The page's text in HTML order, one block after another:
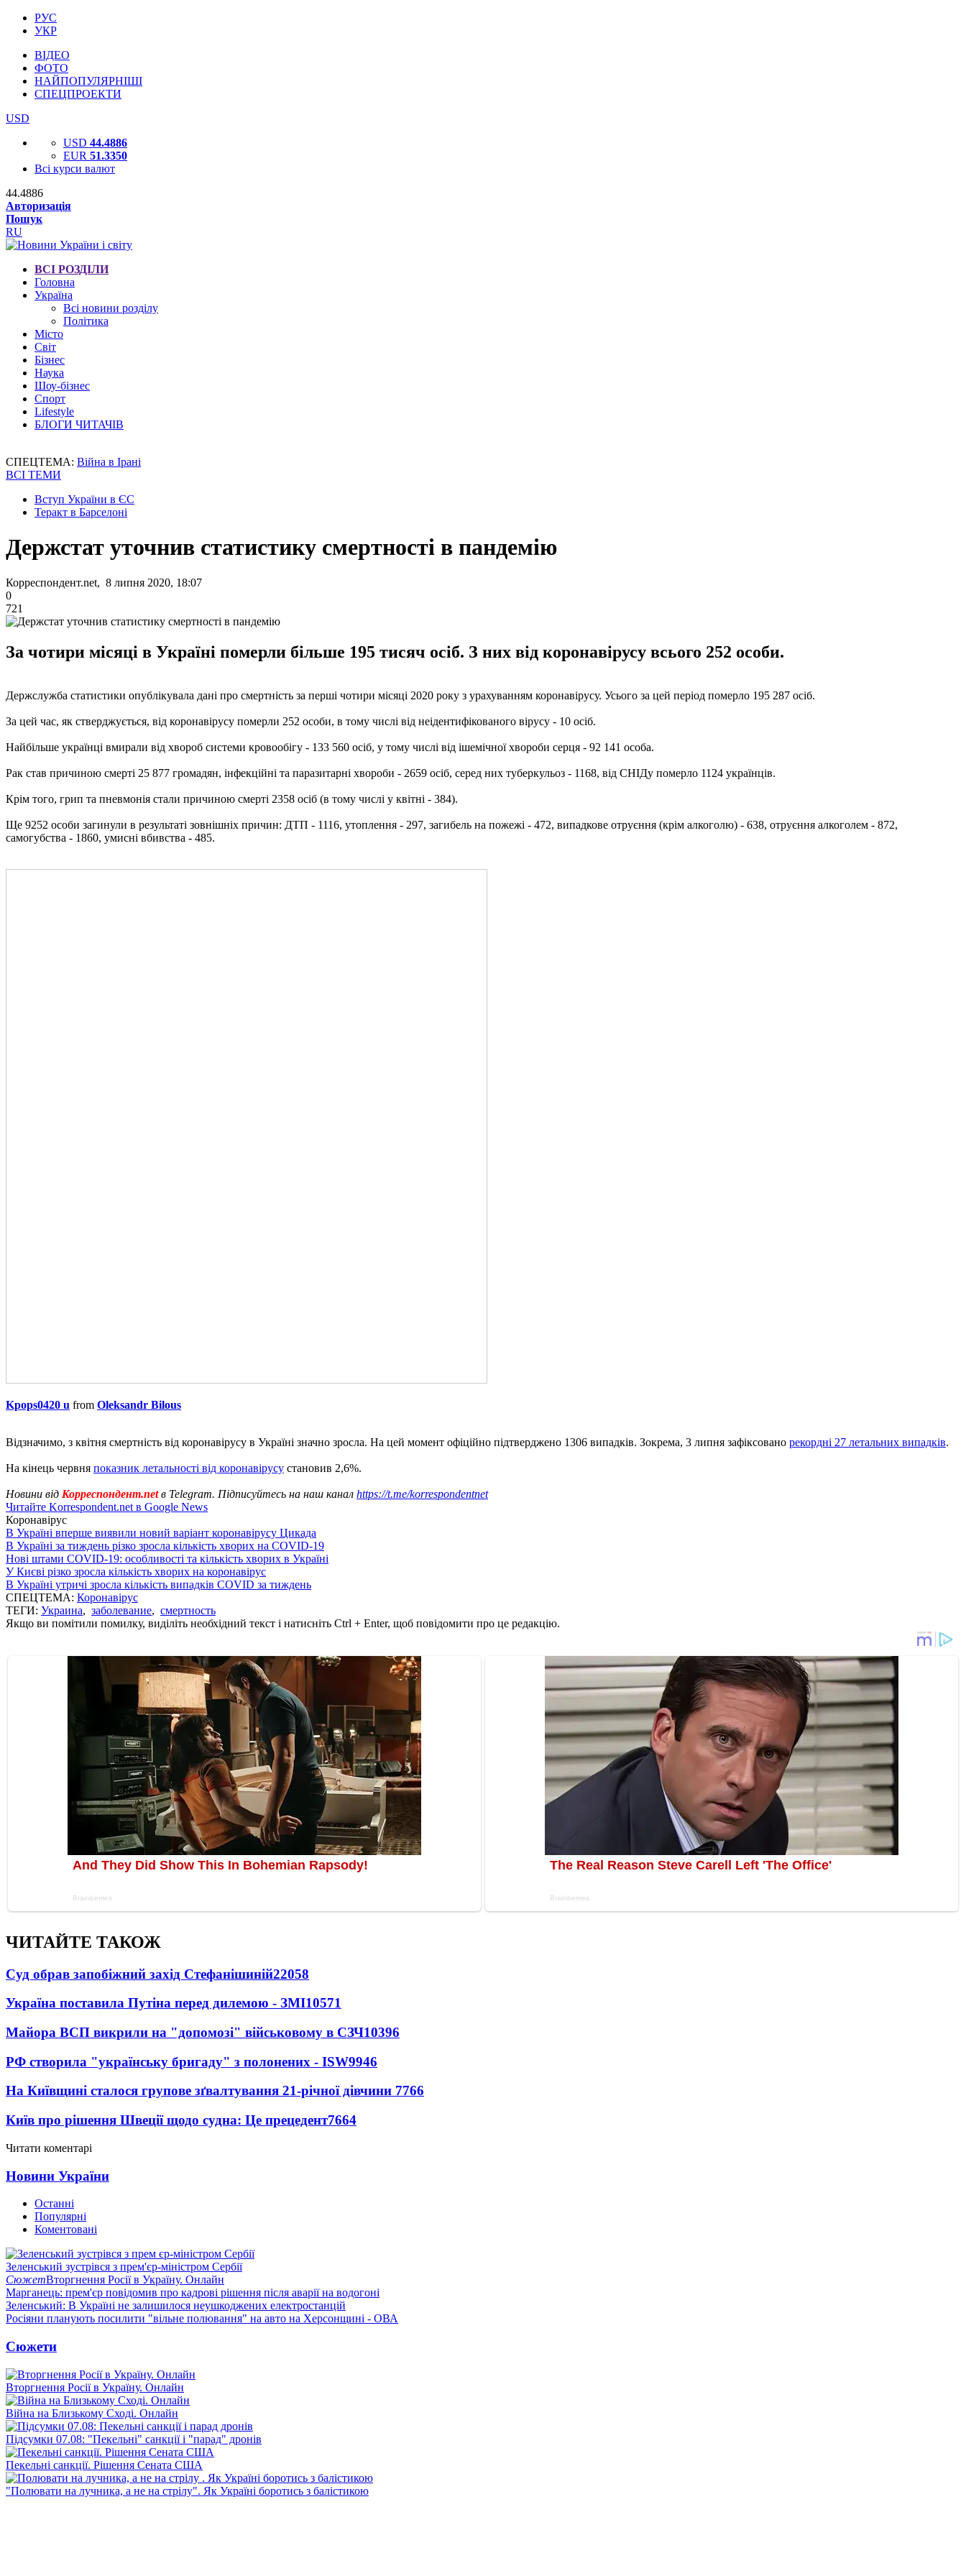
РУС
УКР
ВІДЕО
ФОТО
НАЙПОПУЛЯРНІШІ
СПЕЦПРОЕКТИ
USD
USD 44.4886
EUR 51.3350
Всі курси валют
44.4886
Авторизація
Пошук
RU
ВСІ РОЗДІЛИ
Головна
Україна
Всі новини розділу
Політика
Місто
Світ
Бізнес
Наука
Шоу-бізнес
Спорт
Lifestyle
БЛОГИ ЧИТАЧІВ
СПЕЦТЕМА: Війна в Ірані
ВСІ ТЕМИ
Вступ України в ЄС
Теракт в Барселоні
Держстат уточнив статистику смертності в пандемію
Корреспондент.net, 8 липня 2020, 18:07
0
721
За чотири місяці в Україні померли більше 195 тисяч осіб. З них від коронавірусу всього 252 особи.
Держслужба статистики опублікувала дані про смертність за перші чотири місяці 2020 року з урахуванням коронавірусу. Усього за цей період померло 195 287 осіб.
За цей час, як стверджується, від коронавірусу померли 252 особи, в тому числі від неідентифікованого вірусу - 10 осіб.
Найбільше українці вмирали від хвороб системи кровообігу - 133 560 осіб, у тому числі від ішемічної хвороби серця - 92 141 особа.
Рак став причиною смерті 25 877 громадян, інфекційні та паразитарні хвороби - 2659 осіб, серед них туберкульоз - 1168, від СНІДу померло 1124 українців.
Крім того, грип та пневмонія стали причиною смерті 2358 осіб (в тому числі у квітні - 384).
Ще 9252 особи загинули в результаті зовнішніх причин: ДТП - 1116, утоплення - 297, загибель на пожежі - 472, випадкове отруєння (крім алкоголю) - 638, отруєння алкоголем - 872,
самогубства - 1860, умисні вбивства - 485.
Kpops0420 u from Oleksandr Bilous
Відзначимо, з квітня смертність від коронавірусу в Україні значно зросла. На цей момент офіційно підтверджено 1306 випадків. Зокрема, 3 липня зафіксовано рекордні 27 летальних випадків.
На кінець червня показник летальності від коронавірусу становив 2,6%.
Новини від Корреспондент.netв Telegram. Підписуйтесь на наш канал https://t.me/korrespondentnet
Читайте Korrespondent.net в Google News
Коронавірус
В Україні вперше виявили новий варіант коронавірусу Цикада
В Україні за тиждень різко зросла кількість хворих на COVID-19
Нові штами COVID-19: особливості та кількість хворих в Україні
У Києві різко зросла кількість хворих на коронавірус
В Україні утричі зросла кількість випадків COVID за тиждень
СПЕЦТЕМА: Коронавірус
ТЕГИ: Украина, заболевание, смертность
Якщо ви помітили помилку, виділіть необхідний текст і натисніть Ctrl + Enter, щоб повідомити про це редакцію.
ЧИТАЙТЕ ТАКОЖ
Суд обрав запобіжний захід Стефанішиній22058
Україна поставила Путіна перед дилемою - ЗМІ10571
Майора ВСП викрили на "допомозі" військовому в СЗЧ10396
РФ створила "українську бригаду" з полонених - ISW9946
На Київщині сталося групове зґвалтування 21-річної дівчини 7766
Київ про рішення Швеції щодо судна: Це прецедент7664
Читати коментарі
Новини України
Останні
Популярні
Коментовані
Зеленський зустрівся з прем'єр-міністром Сербії
СюжетВторгнення Росії в Україну. Онлайн
Марганець: прем'єр повідомив про кадрові рішення після аварії на водогоні
Зеленський: В Україні не залишилося неушкоджених електростанцій
Росіяни планують посилити "вільне полювання" на авто на Херсонщині - ОВА
Сюжети
Вторгнення Росії в Україну. Онлайн
Війна на Близькому Сході. Онлайн
Підсумки 07.08: "Пекельні" санкції і "парад" дронів
Пекельні санкції. Рішення Сената США
"Полювати на лучника, а не на стрілу". Як Україні боротись з балістикою